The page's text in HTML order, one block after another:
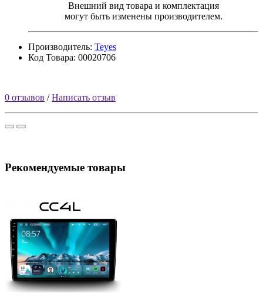
Внешний вид товара и комплектация
могут быть изменены производителем.
Производитель: Teyes
Код Товара: 00020706
0 отзывов /Написать отзыв
Рекомендуемые товары